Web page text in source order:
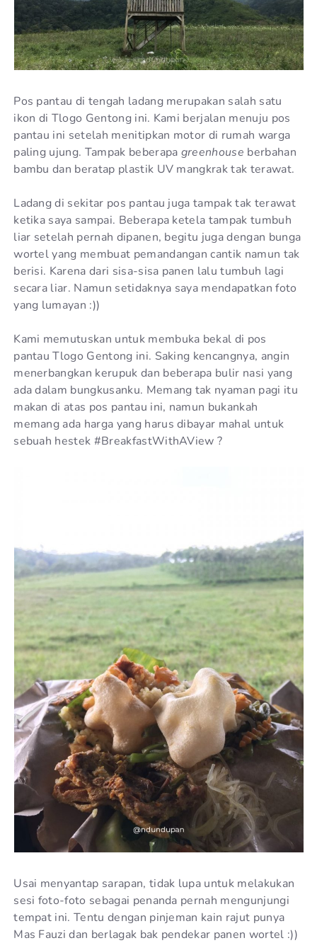
Pos pantau di tengah ladang merupakan salah satu
ikon di Tlogo Gentong ini. Kami berjalan menuju pos
pantau ini setelah menitipkan motor di rumah warga
paling ujung. Tampak beberapa greenhouse berbahan
bambu dan beratap plastik UV mangkrak tak terawat.
Ladang di sekitar pos pantau juga tampak tak terawat
ketika saya sampai. Beberapa ketela tampak tumbuh
liar setelah pernah dipanen, begitu juga dengan bunga
wortel yang membuat pemandangan cantik namun tak
berisi. Karena dari sisa-sisa panen lalu tumbuh lagi
secara liar. Namun setidaknya saya mendapatkan foto
yang lumayan :))
Kami memutuskan untuk membuka bekal di pos
pantau Tlogo Gentong ini. Saking kencangnya, angin
menerbangkan kerupuk dan beberapa bulir nasi yang
ada dalam bungkusanku. Memang tak nyaman pagi itu
makan di atas pos pantau ini, namun bukankah
memang ada harga yang harus dibayar mahal untuk
sebuah hestek #BreakfastWithAView ?
Usai menyantap sarapan, tidak lupa untuk melakukan
sesi foto-foto sebagai penanda pernah mengunjungi
tempat ini. Tentu dengan pinjeman kain rajut punya
Mas Fauzi dan berlagak bak pendekar panen wortel :))